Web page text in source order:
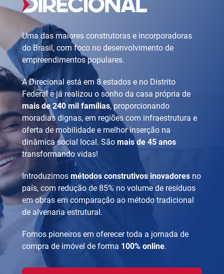
Uma das maiores construtoras e incorporadoras
do Brasil, com foco no desenvolvimento de
empreendimentos populares.
A Direcional está em 8 estados e no Distrito
Federal e já realizou o sonho da casa própria de
mais de 240 mil famílias, proporcionando
moradias dignas, em regiões com infraestrutura e
oferta de mobilidade e melhor inserção na
dinâmica social local. São mais de 45 anos
transformando vidas!
Introduzimos métodos construtivos inovadores no
país, com redução de 85% no volume de resíduos
em obras em comparação ao método tradicional
de alvenaria estrutural.
Fomos pioneiros em oferecer toda a jornada de
compra de imóvel de forma 100% online.